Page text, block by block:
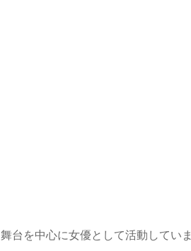
台を中心に女優として活動していま